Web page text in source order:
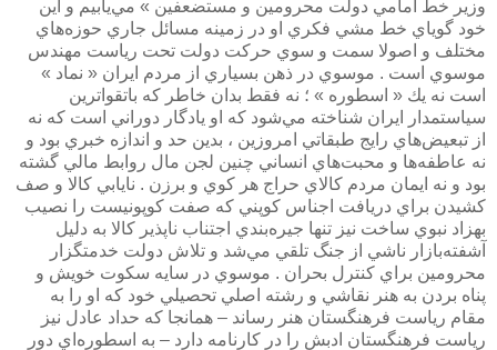
وزير خط امامي دولت محرومين و مستضعفين » مي‌يابيم و اين
خود گوياي خط مشي فكري او در زمينه مسائل جاري حوزه‌هاي
مختلف و اصولا سمت و سوي حركت دولت تحت رياست مهندس
موسوي است . موسوي در ذهن بسياري از مردم ايران « نماد »
است نه يك « اسطوره » ؛ نه فقط بدان خاطر كه باتقواترين
سياستمدار ايران شناخته مي‌شود كه او يادگار دوراني است كه نه
از تبعيض‌هاي رايج طبقاتي امروزين ، بدين حد و اندازه خبري بود و
نه عاطفه‌ها و محبت‌هاي انساني چنين لجن مال روابط مالي گشته
بود و نه ايمان مردم كالاي حراج هر كوي و برزن . نايابي كالا و صف
كشيدن براي دريافت اجناس كوپني كه صفت كوپونيست را نصيب
بهزاد نبوي ساخت نيز تنها جيره‌بندي اجتناب ناپذير كالا به دليل
آشفته‌بازار ناشي از جنگ تلقي مي‌شد و تلاش دولت خدمتگزار
محرومين براي كنترل بحران . موسوي در سايه سكوت خويش و
پناه بردن به هنر نقاشي و رشته اصلي تحصيلي خود كه او را به
مقام رياست فرهنگستان هنر رساند – همانجا كه حداد عادل نيز
رياست فرهنگستان ادبش را در كارنامه دارد – به اسطوره‌اي دور